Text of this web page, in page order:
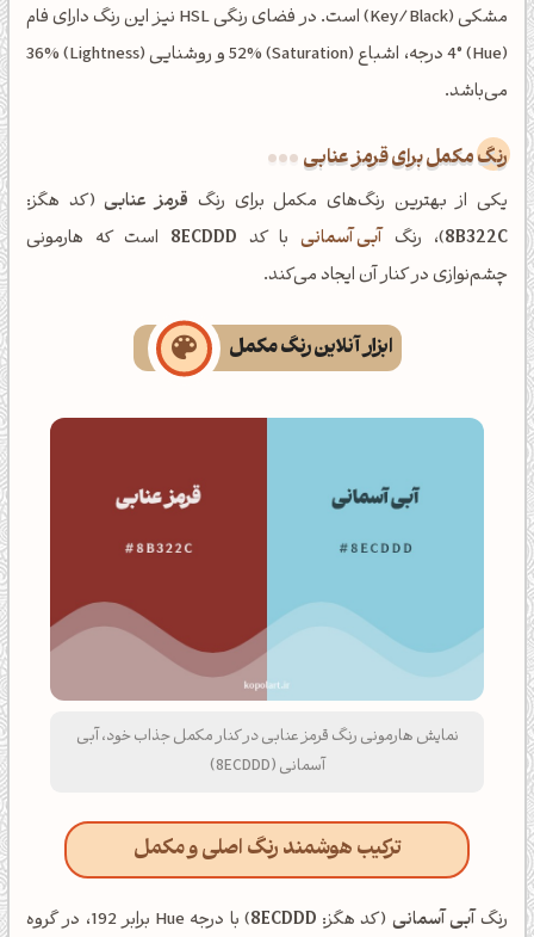
مشکی (Key/Black) است. در فضای رنگی HSL نیز این رنگ دارای فام
(Hue) 4° درجه، اشباع (Saturation) 52% و روشنایی (Lightness) 36%
می‌باشد.
رنگ مکمل برای قرمز عنابی
یکی از بهترین رنگ‌های مکمل برای رنگ قرمز عنابی(کد هگز:
8B322C)، رنگ آبی آسمانی با کد 8ECDDD است که هارمونی
چشم‌نوازی در کنار آن ایجاد می‌کند.
ابزار آنلاین رنگ مکمل
نمایش هارمونی رنگ قرمز عنابی در کنار مکمل جذاب خود، آبی
آسمانی (8ECDDD)
ترکیب هوشمند رنگ اصلی و مکمل
رنگآبی آسمانی (کد هگز: 8ECDDD) با درجه Hue برابر 192، در گروه